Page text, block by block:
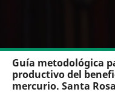
Guía metodológica
productivo del
mercurio. Santa